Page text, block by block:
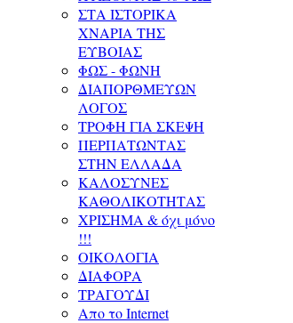
ΣΤΑ ΙΣΤΟΡΙΚΑ
ΧΝΑΡΙΑ ΤΗΣ
ΕΥΒΟΙΑΣ
ΦΩΣ - ΦΩΝΗ
ΔΙΑΠΟΡΘΜΕΥΩΝ
ΛΟΓΟΣ
ΤΡΟΦΗ ΓΙΑ ΣΚΕΨΗ
ΠΕΡΠΑΤΩΝΤΑΣ
ΣΤΗΝ ΕΛΛΑΔΑ
ΚΑΛΟΣΥΝΕΣ
ΚΑΘΟΛΙΚΟΤΗΤΑΣ
ΧΡΙΣΗΜΑ & όχι μόνο
!!!
ΟΙΚΟΛΟΓΙΑ
ΔΙΑΦΟΡΑ
ΤΡΑΓΟΥΔΙ
Απο το Internet